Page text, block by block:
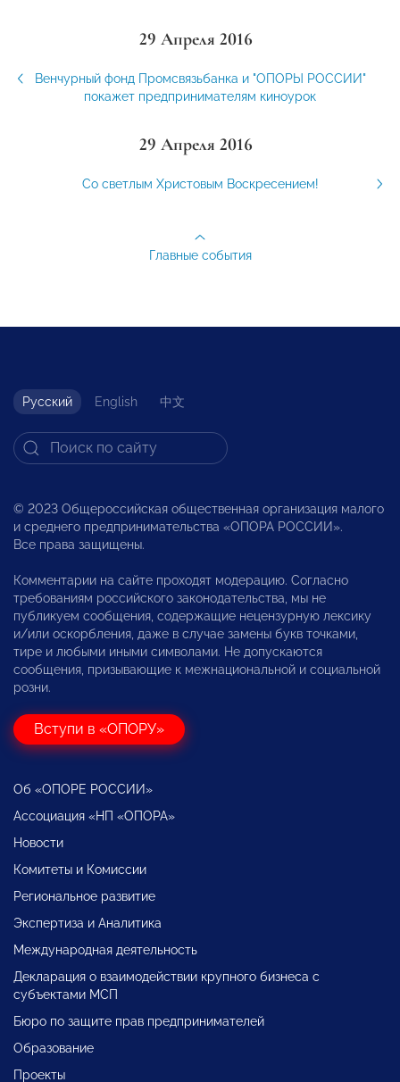
29 Апреля 2016
Венчурный фонд Промсвязьбанка и "ОПОРЫ РОССИИ"
покажет предпринимателям киноурок
29 Апреля 2016
Со светлым Христовым Воскресением!
Главные события
Русский English 中文
© 2023 Общероссийская общественная организация малого
и среднего предпринимательства «ОПОРА РОССИИ».
Все права защищены.
Комментарии на сайте проходят модерацию. Согласно
требованиям российского законодательства, мы не
публикуем сообщения, содержащие нецензурную лексику
и/или оскорбления, даже в случае замены букв точками,
тире и любыми иными символами. Не допускаются
сообщения, призывающие к межнациональной и социальной
розни.
Вступи в «ОПОРУ»
Об «ОПОРЕ РОССИИ»
Ассоциация «НП «ОПОРА»
Новости
Комитеты и Комиссии
Региональное развитие
Экспертиза и Аналитика
Международная деятельность
Декларация о взаимодействии крупного бизнеса с
субъектами МСП
Бюро по защите прав предпринимателей
Образование
Проекты